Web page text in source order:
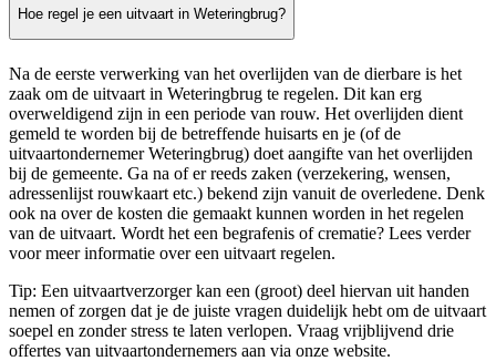
Hoe regel je een uitvaart in Weteringbrug?
Na de eerste verwerking van het overlijden van de dierbare is het
zaak om de uitvaart in Weteringbrug te regelen. Dit kan erg
overweldigend zijn in een periode van rouw. Het overlijden dient
gemeld te worden bij de betreffende huisarts en je (of de
uitvaartondernemer Weteringbrug) doet aangifte van het overlijden
bij de gemeente. Ga na of er reeds zaken (verzekering, wensen,
adressenlijst rouwkaart etc.) bekend zijn vanuit de overledene. Denk
ook na over de kosten die gemaakt kunnen worden in het regelen
van de uitvaart. Wordt het een begrafenis of crematie? Lees verder
voor meer informatie over een uitvaart regelen.
Tip: Een uitvaartverzorger kan een (groot) deel hiervan uit handen
nemen of zorgen dat je de juiste vragen duidelijk hebt om de uitvaart
soepel en zonder stress te laten verlopen. Vraag vrijblijvend drie
offertes van uitvaartondernemers aan via onze website.